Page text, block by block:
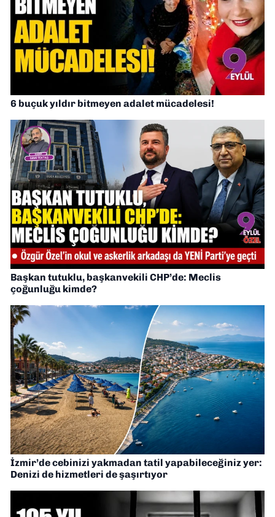
6 buçuk yıldır bitmeyen adalet mücadelesi!
Başkan tutuklu, başkanvekili CHP’de: Meclis
çoğunluğu kimde?
İzmir’de cebinizi yakmadan tatil yapabileceğiniz yer:
Denizi de hizmetleri de şaşırtıyor